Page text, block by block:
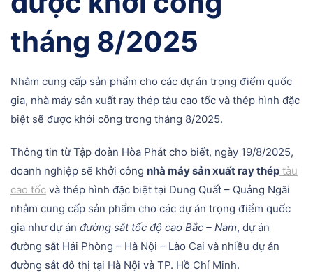
tháng 8/2025
Nhằm cung cấp sản phẩm cho các dự án trọng điểm quốc
gia, nhà máy sản xuất ray thép tàu cao tốc và thép hình đặc
biệt sẽ được khởi công trong tháng 8/2025.
Thông tin từ Tập đoàn Hòa Phát cho biết, ngày 19/8/2025,
doanh nghiệp sẽ khởi công nhà máy sản xuất ray thép tàu
cao tốc và thép hình đặc biệt tại Dung Quất – Quảng Ngãi
nhằm cung cấp sản phẩm cho các dự án trọng điểm quốc
gia như dự án đường sắt tốc độ cao Bắc – Nam, dự án
đường sắt Hải Phòng – Hà Nội – Lào Cai và nhiều dự án
đường sắt đô thị tại Hà Nội và TP. Hồ Chí Minh.